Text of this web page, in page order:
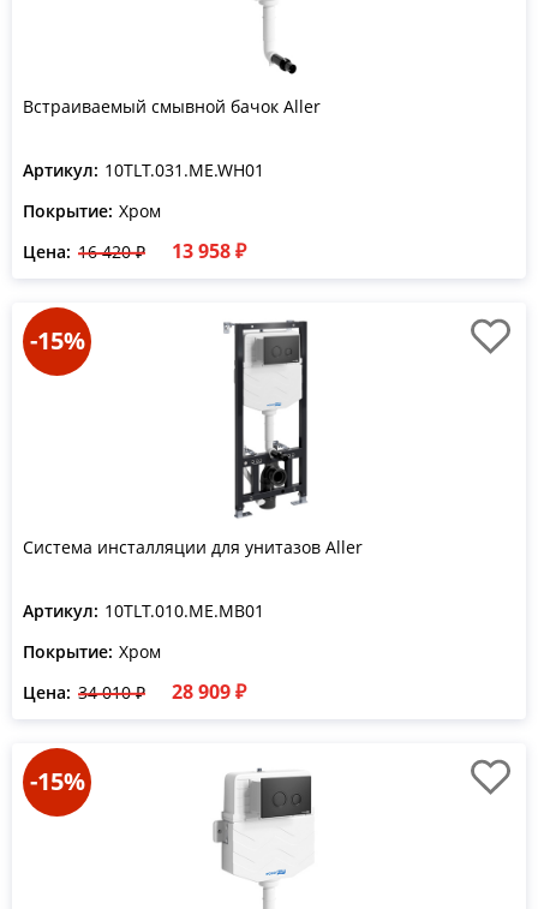
Встраиваемый смывной бачок Aller
Артикул: 10TLT.031.ME.WH01
Покрытие: Хром
Цена: 16 420 ₽ 13 958 ₽
-15%
Система инсталляции для унитазов Aller
Артикул: 10TLT.010.ME.MB01
Покрытие: Хром
Цена: 34 010 ₽ 28 909 ₽
-15%